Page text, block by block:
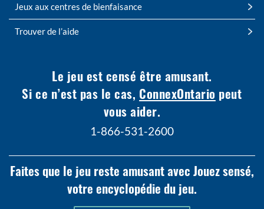
Jeux aux centres de bienfaisance
Trouver de l’aide
Le jeu est censé être amusant.
Si ce n’est pas le cas, ConnexOntario peut
vous aider.
1-866-531-2600
Faites que le jeu reste amusant avec Jouez sensé,
votre encyclopédie du jeu.